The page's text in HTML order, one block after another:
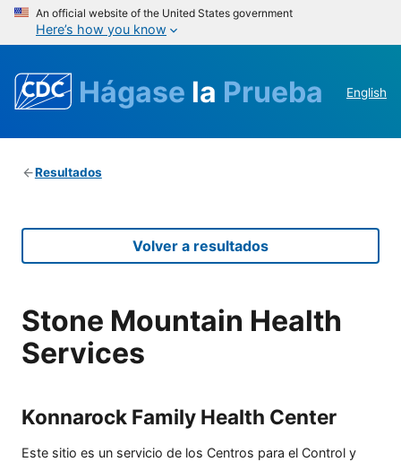
An official website of the United States government
Here’s how you know
Hágase la Prueba English
Resultados
Volver a resultados
Stone Mountain Health
Services
Konnarock Family Health Center
Este sitio es un servicio de los Centros para el Control y